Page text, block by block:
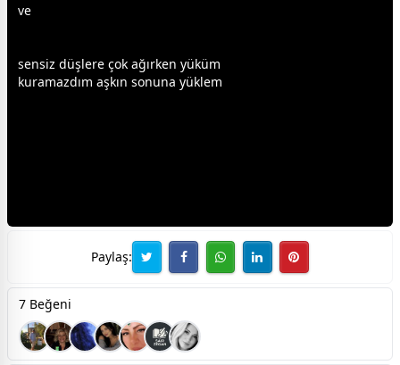
ve
sensiz düşlere çok ağırken yüküm
kuramazdım aşkın sonuna yüklem
Paylaş:
7 Beğeni